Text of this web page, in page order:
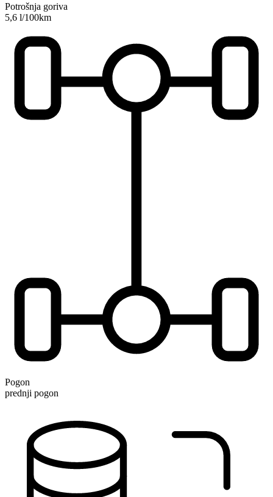
Potrošnja goriva
5,6 l/100km
Pogon
prednji pogon